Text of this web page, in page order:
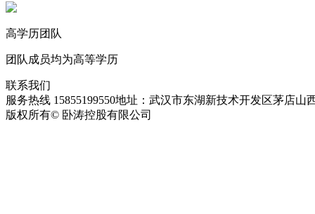
高学历团队
团队成员均为高等学历
联系我们
服务热线 15855199550地址：武汉市东湖新技术开发区茅店山
版权所有© 卧涛控股有限公司